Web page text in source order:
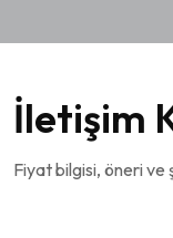
İletişim
Fiyat bilgisi, öneri